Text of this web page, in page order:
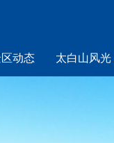
动态 太白山风光